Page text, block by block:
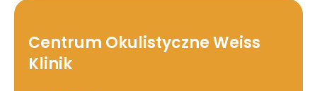
Centrum Okulistyczne Weiss
Klinik